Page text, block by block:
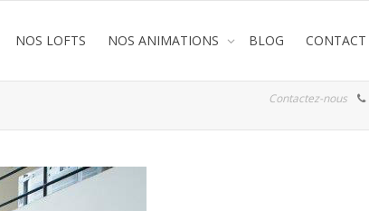
NOS LOFTS NOS ANIMATIONS BLOG CONTACT
Contactez-nous